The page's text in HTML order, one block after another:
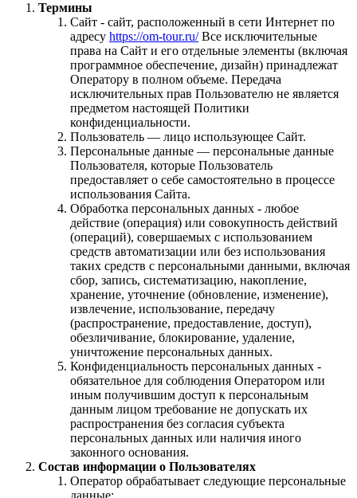
Термины
Сайт - сайт, расположенный в сети Интернет по
адресу https://om-tour.ru/Все исключительные
права на Сайт и его отдельные элементы (включая
программное обеспечение, дизайн) принадлежат
Оператору в полном объеме. Передача
исключительных прав Пользователю не является
предметом настоящей Политики
конфиденциальности.
Пользователь — лицо использующее Сайт.
Персональные данные — персональные данные
Пользователя, которые Пользователь
предоставляет о себе самостоятельно в процессе
использования Сайта.
Обработка персональных данных - любое
действие (операция) или совокупность действий
(операций), совершаемых с использованием
средств автоматизации или без использования
таких средств с персональными данными, включая
сбор, запись, систематизацию, накопление,
хранение, уточнение (обновление, изменение),
извлечение, использование, передачу
(распространение, предоставление, доступ),
обезличивание, блокирование, удаление,
уничтожение персональных данных.
Конфиденциальность персональных данных -
обязательное для соблюдения Оператором или
иным получившим доступ к персональным
данным лицом требование не допускать их
распространения без согласия субъекта
персональных данных или наличия иного
законного основания.
Состав информации о Пользователях
Оператор обрабатывает следующие персональные